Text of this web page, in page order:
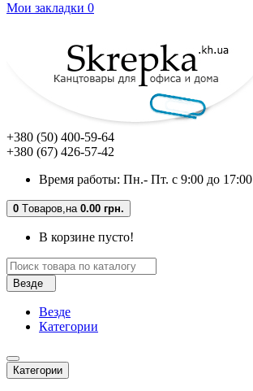
Мои закладки 0
+380 (50) 400-59-64
+380 (67) 426-57-42
Время работы: Пн.- Пт. с 9:00 до 17:00
0 Tоваров,на 0.00 грн.
В корзине пусто!
Везде
Везде
Категории
Категории